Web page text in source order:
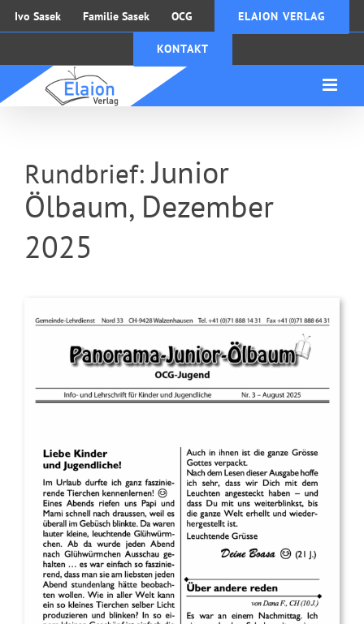
Zum
Inhalt
Ivo Sasek Familie Sasek OCG ELAION VERLAG
KONTAKT
Rundbrief:Junior
Ölbaum, Dezember
2025